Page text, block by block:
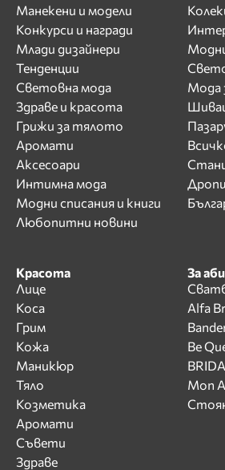
Манекени и модели
Конкурси и награди
Млади дизайнери
Тенденции
Световна мода
Здраве и красота
Грижи за тялото
Аромати
Аксесоари
Интимна мода
Модни списания и книги
Любопитни новини
Мода
Красота
Лице
Коса
Грим
Кожа
Маникюр
Тяло
Козметика
Аромати
Съвети
Здраве
За
Alfa
Be
Mon